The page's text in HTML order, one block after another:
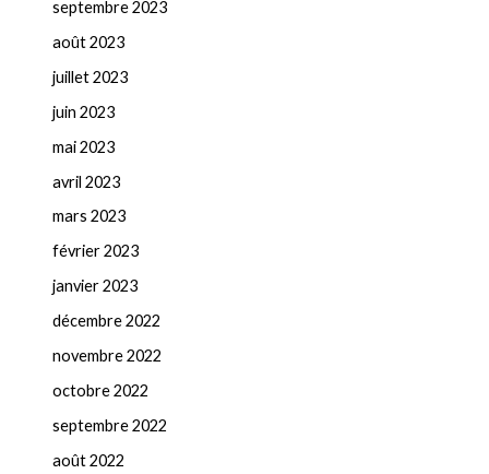
septembre 2023
août 2023
juillet 2023
juin 2023
mai 2023
avril 2023
mars 2023
février 2023
janvier 2023
décembre 2022
novembre 2022
octobre 2022
septembre 2022
août 2022